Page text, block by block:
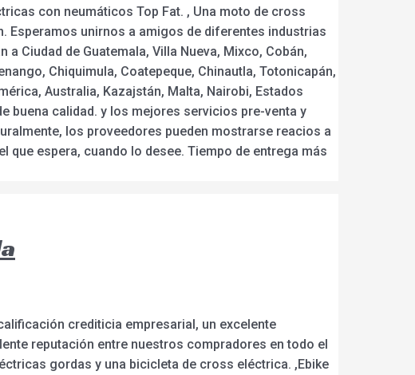
con neumáticos Top Fat. , Una moto de cross
Esperamos unirnos a amigos de diferentes industrias
Ciudad de Guatemala, Villa Nueva, Mixco, Cobán,
Chiquimula, Coatepeque, Chinautla, Totonicapán,
Australia, Kazajstán, Malta, Nairobi, Estados
buena calidad. y los mejores servicios pre-venta y
los proveedores pueden mostrarse reacios a
espera, cuando lo desee. Tiempo de entrega más
crediticia empresarial, un excelente
reputación entre nuestros compradores en todo el
gordas y una bicicleta de cross eléctrica. ,Ebike